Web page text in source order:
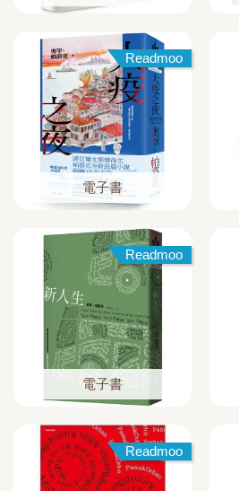
Readmoo
電子書
Readmoo
電子書
Readmoo